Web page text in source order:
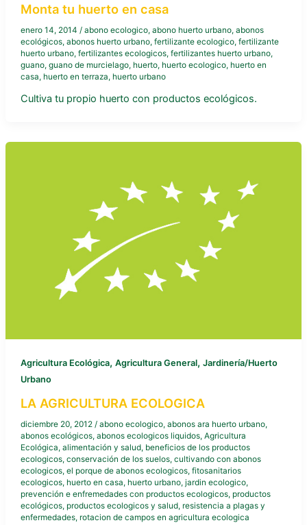
Monta tu huerto en casa
enero 14, 2014 / abono ecologico, abono huerto urbano, abonos
ecológicos, abonos huerto urbano, fertilizante ecologico, fertilizante
huerto urbano, fertilizantes ecologicos, fertilizantes huerto urbano,
guano, guano de murcielago, huerto, huerto ecologico, huerto en
casa, huerto en terraza, huerto urbano
Cultiva tu propio huerto con productos ecológicos.
Agricultura Ecológica, Agricultura General, Jardinería/Huerto
Urbano
LA AGRICULTURA ECOLOGICA
diciembre 20, 2012 / abono ecologico, abonos ara huerto urbano,
abonos ecológicos, abonos ecologicos liquidos, Agricultura
Ecológica, alimentación y salud, beneficios de los productos
ecologicos, conservación de los suelos, cultivando con abonos
ecologicos, el porque de abonos ecologicos, fitosanitarios
ecologicos, huerto en casa, huerto urbano, jardin ecologico,
prevención e enfremedades con productos ecologicos, productos
ecológicos, productos ecologicos y salud, resistencia a plagas y
enfermedades, rotacion de campos en agricultura ecologica